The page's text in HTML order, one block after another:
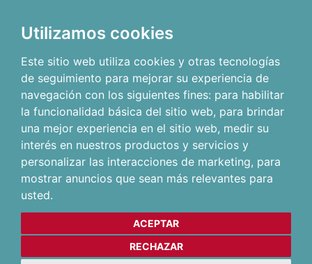
Utilizamos cookies
Este sitio web utiliza cookies y otras tecnologías
de seguimiento para mejorar su experiencia de
navegación con los siguientes fines: para habilitar
la funcionalidad básica del sitio web, para brindar
una mejor experiencia en el sitio web, medir su
interés en nuestros productos y servicios y
personalizar las interacciones de marketing, para
mostrar anuncios que sean más relevantes para
usted.
ACEPTAR
RECHAZAR